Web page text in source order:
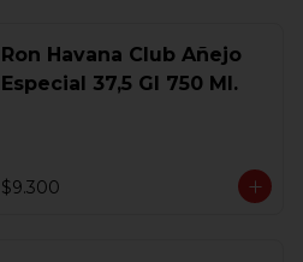
Ron Havana Club Añejo
Especial 37,5 Gl 750 Ml.
$9.300